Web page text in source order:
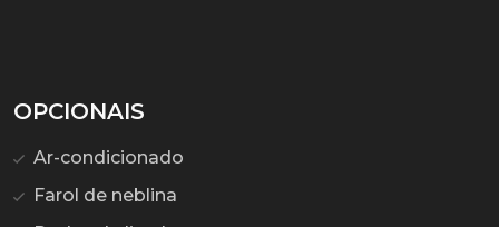
OPCIONAIS
Ar-condicionado
Farol de neblina